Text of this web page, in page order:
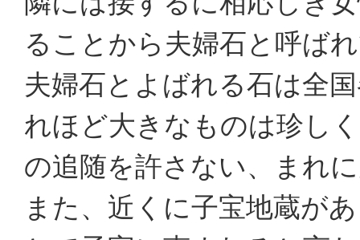
ることから夫婦石と呼ば
夫婦石とよばれる石は全
れほど大きなものは珍し
の追随を許さない、まれ
また、近くに子宝地蔵が